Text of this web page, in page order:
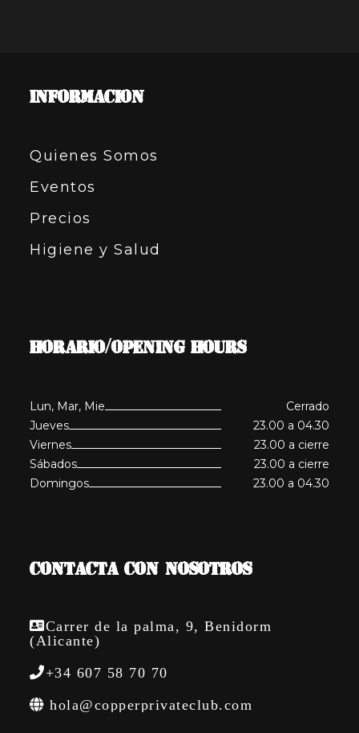
INFORMACION
Quienes Somos
Eventos
Precios
Higiene y Salud
HORARIO/OPENING HOURS
Lun, Mar, Mie
Cerrado
Jueves
23.00 a 04.30
Viernes
23.00 a cierre
Sábados
23.00 a cierre
Domingos
23.00 a 04.30
CONTACTA CON NOSOTROS
Carrer de la palma, 9, Benidorm
(Alicante)
+34 607 58 70 70
hola@copperprivateclub.com